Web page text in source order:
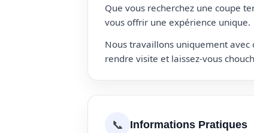
Que vous recherchez une coupe
vous offrir une expérience unique.
Nous travaillons uniquement
rendre visite et laissez-vous
📞 Informations Pratiques